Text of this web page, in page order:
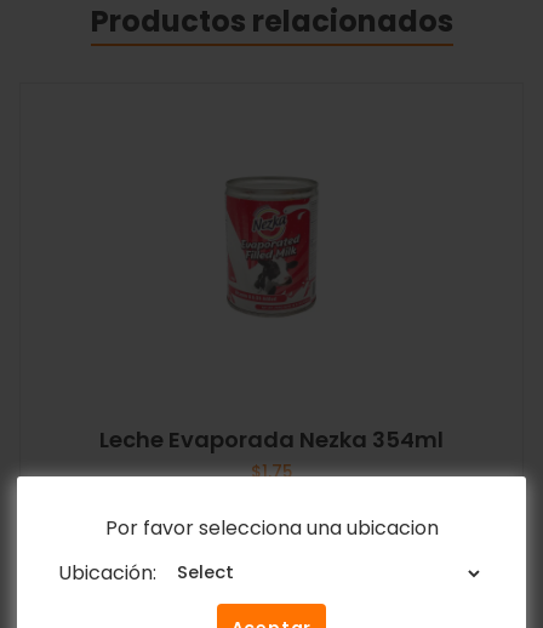
Por favor selecciona una ubicacion
Ubicación:
Productos relacionados
Leche Evaporada Nezka 354ml
$1.75
Añadir al carrito